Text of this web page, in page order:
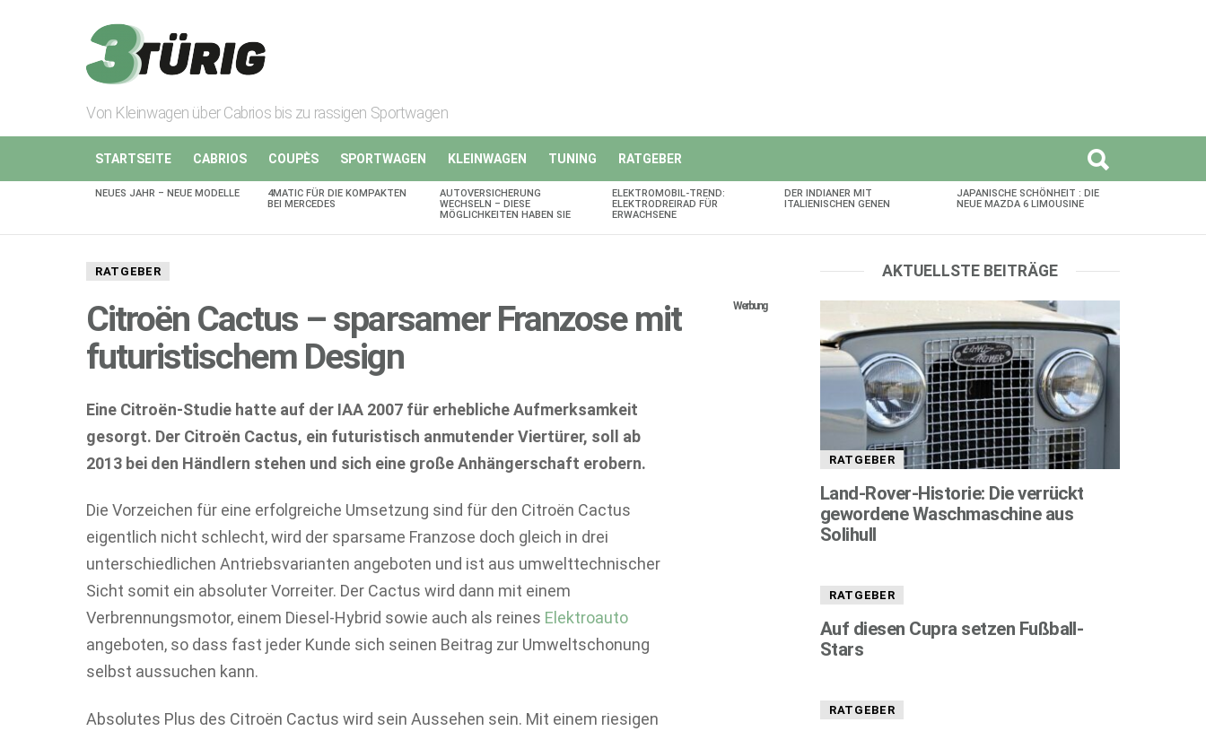
Von Kleinwagen über Cabrios bis zu rassigen Sportwagen
STARTSEITE CABRIOS COUPÈS SPORTWAGEN KLEINWAGEN TUNING RATGEBER
AKTUELLES
NEUES JAHR – NEUE MODELLE
4MATIC FÜR DIE KOMPAKTEN
BEI MERCEDES
AUTOVERSICHERUNG
WECHSELN – DIESE
MÖGLICHKEITEN HABEN SIE
ELEKTROMOBIL-TREND:
ELEKTRODREIRAD FÜR
ERWACHSENE
DER INDIANER MIT
ITALIENISCHEN GENEN
JAPANISCHE SCHÖNHEIT : DIE
NEUE MAZDA 6 LIMOUSINE
RATGEBER
Citroën Cactus – sparsamer Franzose mit
futuristischem Design
Werbung
Eine Citroën-Studie hatte auf der IAA 2007 für erhebliche Aufmerksamkeit
gesorgt. Der Citroën Cactus, ein futuristisch anmutender Viertürer, soll ab
2013 bei den Händlern stehen und sich eine große Anhängerschaft erobern.
Die Vorzeichen für eine erfolgreiche Umsetzung sind für den Citroën Cactus
eigentlich nicht schlecht, wird der sparsame Franzose doch gleich in drei
unterschiedlichen Antriebsvarianten angeboten und ist aus umwelttechnischer
Sicht somit ein absoluter Vorreiter. Der Cactus wird dann mit einem
Verbrennungsmotor, einem Diesel-Hybrid sowie auch als reines Elektroauto
angeboten, so dass fast jeder Kunde sich seinen Beitrag zur Umweltschonung
selbst aussuchen kann.
Absolutes Plus des Citroën Cactus wird sein Aussehen sein. Mit einem riesigen
AKTUELLSTE BEITRÄGE
RATGEBER
Land-Rover-Historie: Die verrückt
gewordene Waschmaschine aus
Solihull
RATGEBER
Auf diesen Cupra setzen Fußball-
Stars
RATGEBER